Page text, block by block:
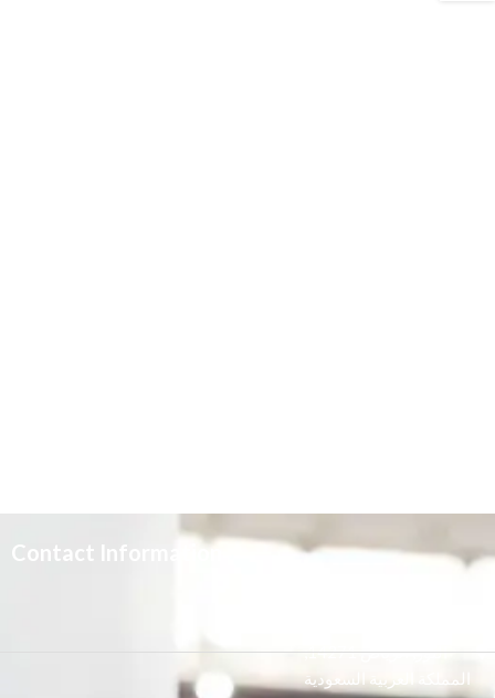
Contact Information
النور, الرياض 14271,
المملكة العربية السعودية